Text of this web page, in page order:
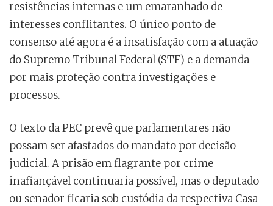
resistências internas e um emaranhado de
interesses conflitantes. O único ponto de
consenso até agora é a insatisfação com a atuação
do Supremo Tribunal Federal (STF) e a demanda
por mais proteção contra investigações e
processos.
O texto da PEC prevê que parlamentares não
possam ser afastados do mandato por decisão
judicial. A prisão em flagrante por crime
inafiançável continuaria possível, mas o deputado
ou senador ficaria sob custódia da respectiva Casa